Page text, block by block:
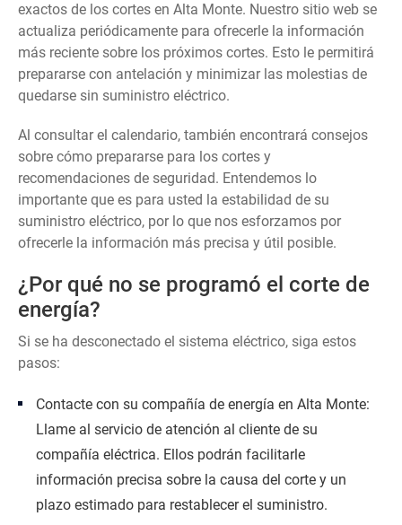
exactos de los cortes en Alta Monte. Nuestro sitio web se
actualiza periódicamente para ofrecerle la información
más reciente sobre los próximos cortes. Esto le permitirá
prepararse con antelación y minimizar las molestias de
quedarse sin suministro eléctrico.
Al consultar el calendario, también encontrará consejos
sobre cómo prepararse para los cortes y
recomendaciones de seguridad. Entendemos lo
importante que es para usted la estabilidad de su
suministro eléctrico, por lo que nos esforzamos por
ofrecerle la información más precisa y útil posible.
¿Por qué no se programó el corte de
energía?
Si se ha desconectado el sistema eléctrico, siga estos
pasos:
Contacte con su compañía de energía en Alta Monte:
Llame al servicio de atención al cliente de su
compañía eléctrica. Ellos podrán facilitarle
información precisa sobre la causa del corte y un
plazo estimado para restablecer el suministro.